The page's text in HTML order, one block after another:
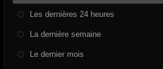
Les dernières 24 heures
La dernière semaine
Le dernier mois